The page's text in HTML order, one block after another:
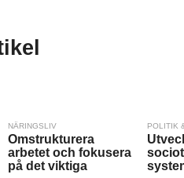
NÄRINGSLIV
Omstrukturera
arbetet och fokusera
på det viktiga
POLITIK